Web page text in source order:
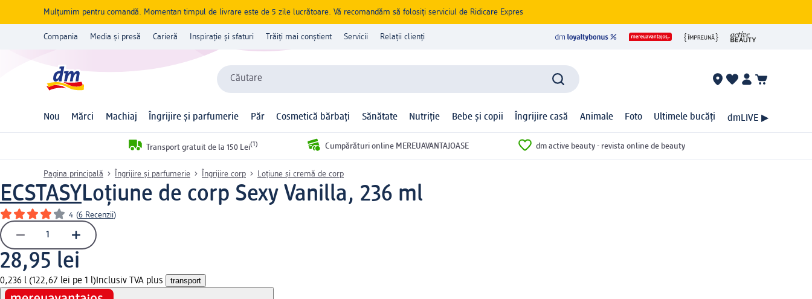
Mulțumim pentru comandă. Momentan timpul de livrare este de 5 zile lucrătoare. Vă recomandăm să folosiți serviciul de Ridicare Expres
Compania Media și presă Carieră Inspirație și sfaturi Trăiți mai conștient Servicii Relații clienți
Căutare
Nou Mărci Machiaj Îngrijire și parfumerie Păr Cosmetică bărbați Sănătate Nutriție Bebe și copii Îngrijire casă Animale Foto Ultimele bucăți dmLIVE ▶
Transport gratuit de la 150 Lei(1) Cumpărături online MEREUAVANTAJOASE dm active beauty - revista online de beauty
Pagina principală Îngrijire și parfumerie Îngrijire corp Loțiune și cremă de corp
ECSTASYLoțiune de corp Sexy Vanilla, 236 ml
4 (6 Recenzii)
28,95 lei
0,236 l (122,67 lei pe 1 l) Inclusiv TVA plus transport